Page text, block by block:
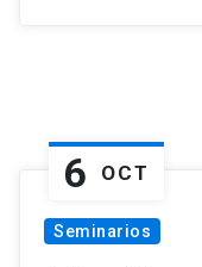
6 OCT
Seminarios